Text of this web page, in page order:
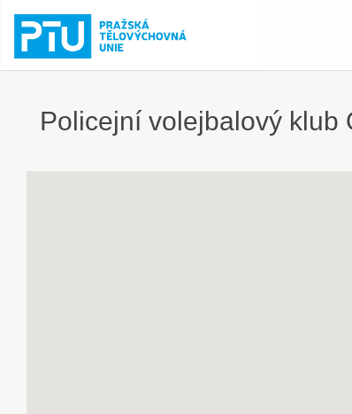
Policejní volejbalový klub